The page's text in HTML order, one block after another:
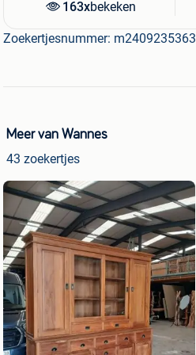
163xbekeken
Zoekertjesnummer: m2409235363
Meer van Wannes
43 zoekertjes